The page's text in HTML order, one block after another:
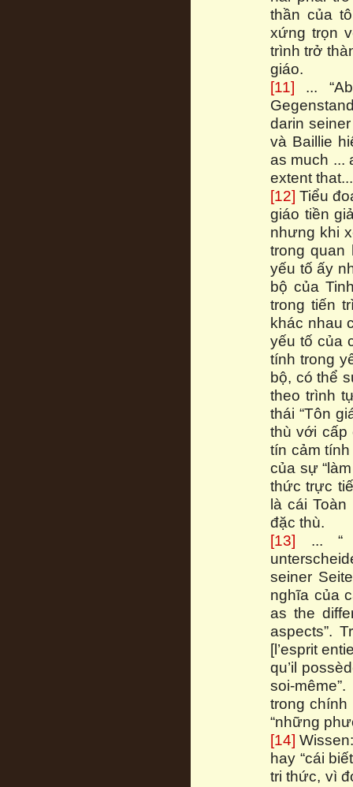
thần của
xứng trọn
trình trở
giáo.
[11] ...
darin
và Baillie
as much ...
extent
[12] Tiểu
giáo tiền
nhưng khi
trong quan
yếu tố ấy
bộ của
trong tiến
khác nhau
yếu tố của
tính trong
bộ, có thể
theo trình
thái “Tôn
thù với cấp
tín cảm
của sự
thức trực
là cái
đặc thù.
[13] ... “
seiner
nghĩa của
as the
aspects”.
[l’esprit
qu’il
soi-
trong chính
“những
[14]
hay “cái
tri thức, vì